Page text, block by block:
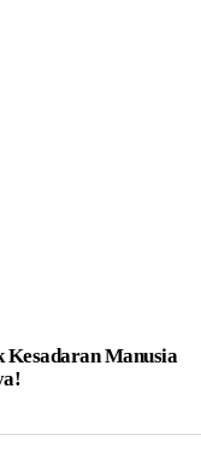
Kesadaran Manusia